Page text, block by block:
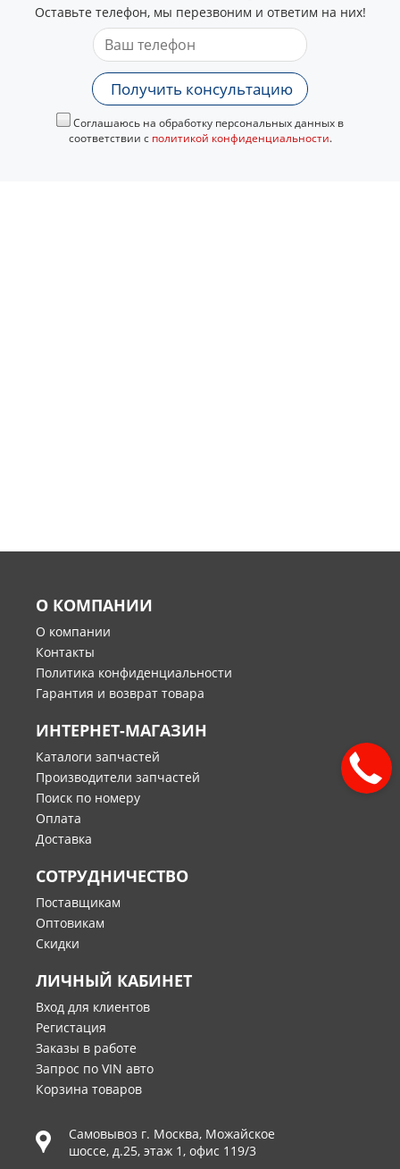
Оставьте телефон, мы перезвоним и ответим на них!
Получить консультацию
Соглашаюсь на обработку персональных данных в
соответствии с политикой конфиденциальности.
О КОМПАНИИ
О компании
Контакты
Политика конфиденциальности
Гарантия и возврат товара
ИНТЕРНЕТ-МАГАЗИН
Каталоги запчастей
Производители запчастей
Поиск по номеру
Оплата
Доставка
СОТРУДНИЧЕСТВО
Поставщикам
Оптовикам
Скидки
ЛИЧНЫЙ КАБИНЕТ
Вход для клиентов
Регистация
Заказы в работе
Запрос по VIN авто
Корзина товаров
Самовывоз г. Москва, Можайское
шоссе, д.25, этаж 1, офис 119/3